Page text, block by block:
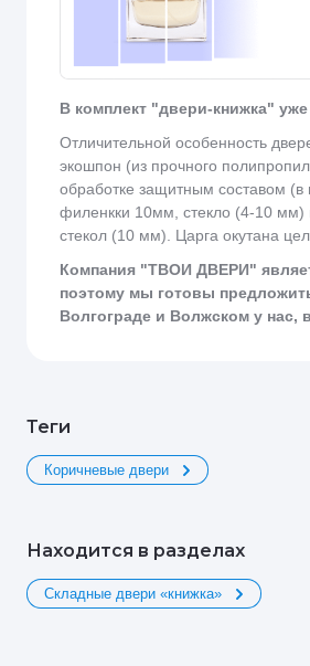
В комплект "двери-книжка"
Отличительной особенность
экошпон (из прочного
обработке защитным составом (в
филенкки 10мм, стекло (4-10 мм)
стекол (10 мм). Царга окутана
Компания "ТВОИ ДВЕРИ"
поэтому мы готовы
Волгограде и Волжском у нас,
теги
Коричневые двери
Находится в разделах
Складные двери «книжка»